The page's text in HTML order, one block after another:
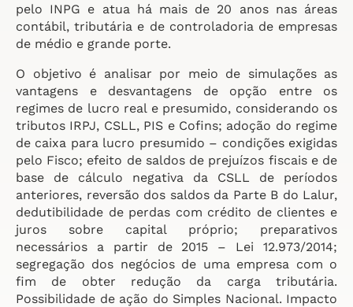
pelo INPG e atua há mais de 20 anos nas áreas
contábil, tributária e de controladoria de empresas
de médio e grande porte.
O objetivo é analisar por meio de simulações as
vantagens e desvantagens de opção entre os
regimes de lucro real e presumido, considerando os
tributos IRPJ, CSLL, PIS e Cofins; adoção do regime
de caixa para lucro presumido – condições exigidas
pelo Fisco; efeito de saldos de prejuízos fiscais e de
base de cálculo negativa da CSLL de períodos
anteriores, reversão dos saldos da Parte B do Lalur,
dedutibilidade de perdas com crédito de clientes e
juros sobre capital próprio; preparativos
necessários a partir de 2015 – Lei 12.973/2014;
segregação dos negócios de uma empresa com o
fim de obter redução da carga tributária.
Possibilidade de ação do Simples Nacional. Impacto